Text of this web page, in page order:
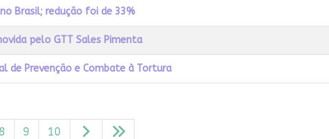
Brasil; redução foi de 33%
pelo GTT Sales Pimenta
de Prevenção e Combate à Tortura
9 10